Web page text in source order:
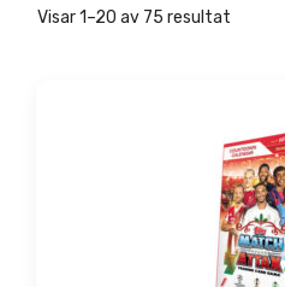
Visar 1–20 av 75 resultat